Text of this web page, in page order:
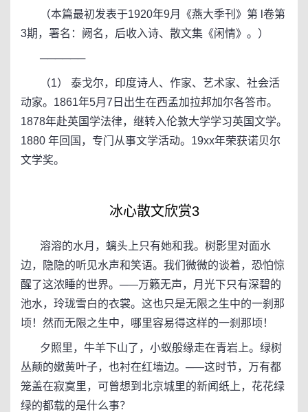
（本篇最初发表于1920年9月《燕大季刊》第 l卷第
3期，署名：阙名，后收入诗、散文集《闲情》。）
──────
（1） 泰戈尔，印度诗人、作家、艺术家、社会活
动家。1861年5月7日出生在西孟加拉邦加尔各答市。
1878年赴英国学法律，继转入伦敦大学学习英国文学。
1880 年回国，专门从事文学活动。19xx年荣获诺贝尔
文学奖。
冰心散文欣赏3
溶溶的水月，螭头上只有她和我。树影里对面水
边，隐隐的听见水声和笑语。我们微微的谈着，恐怕惊
醒了这浓睡的世界。─—万籁无声，月光下只有深碧的
池水，玲珑雪白的衣裳。这也只是无限之生中的一刹那
顷！然而无限之生中，哪里容易得这样的一刹那顷！
夕照里，牛羊下山了，小蚁般缘走在青岩上。绿树
丛颠的嫩黄叶子，也衬在红墙边。─—这时节，万有都
笼盖在寂寞里，可曾想到北京城里的新闻纸上，花花绿
绿的都载的是什么事？